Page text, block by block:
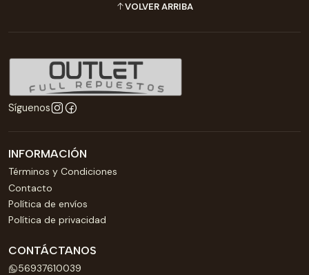
VOLVER ARRIBA
Síguenos
INFORMACIÓN
Términos y Condiciones
Contacto
Política de envíos
Política de privacidad
CONTÁCTANOS
56937610039